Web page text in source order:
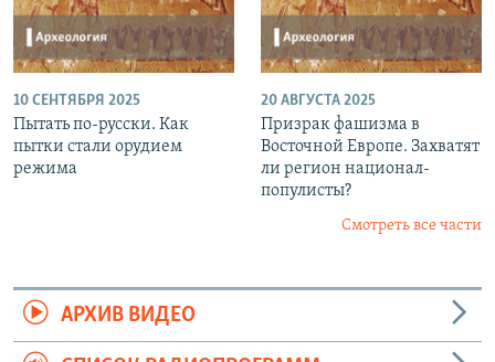
10 СЕНТЯБРЯ 2025
Пытать по-русски. Как
пытки стали орудием
режима
20 АВГУСТА 2025
Призрак фашизма в
Восточной Европе. Захватят
ли регион национал-
популисты?
Смотреть все части
АРХИВ ВИДЕО